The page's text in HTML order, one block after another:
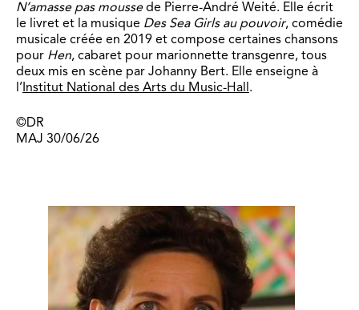
N’amasse pas moussede Pierre-André Weité. Elle écrit
le livret et la musique Des Sea Girls au pouvoir, comédie
musicale créée en 2019 et compose certaines chansons
pour Hen, cabaret pour marionnette transgenre, tous
deux mis en scène par Johanny Bert. Elle enseigne à
l’Institut National des Arts du Music-Hall.
©DR
MAJ 30/06/26